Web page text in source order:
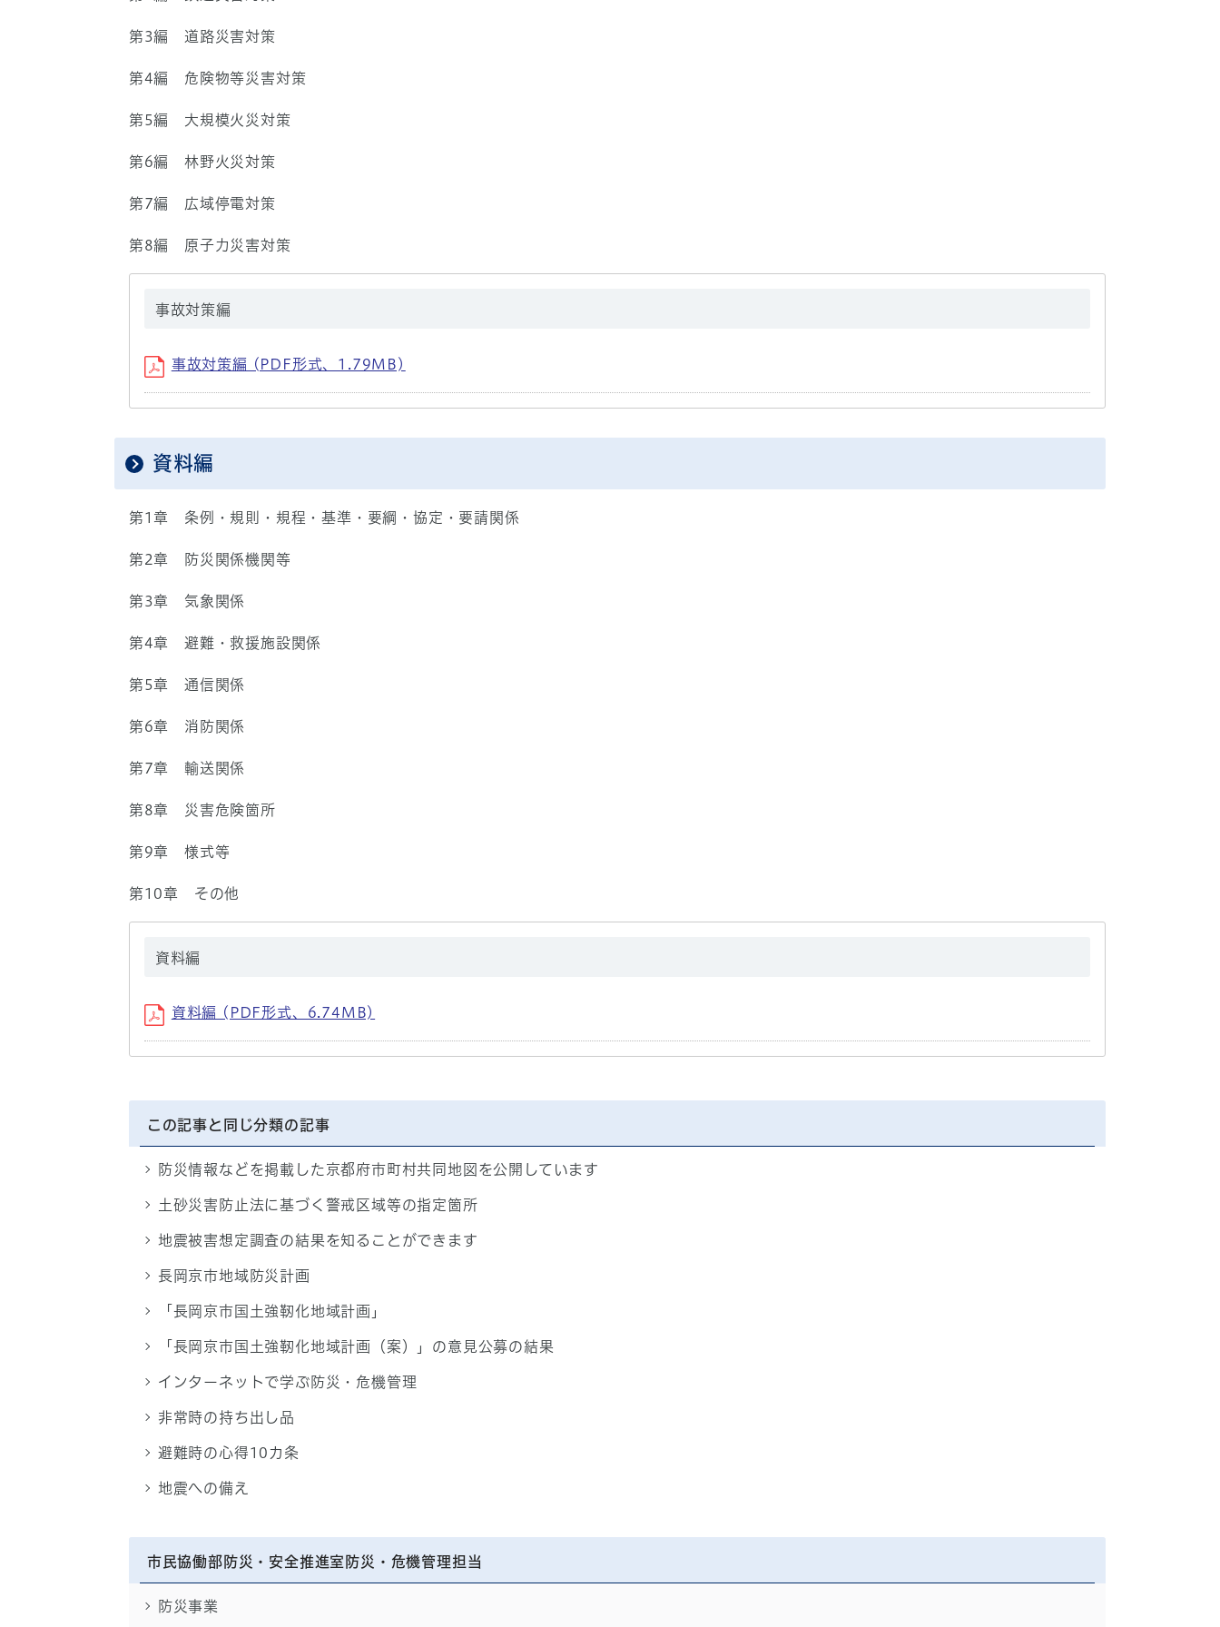
第3編 道路災害対策
第4編 危険物等災害対策
第5編 大規模火災対策
第6編 林野火災対策
第7編 広域停電対策
第8編 原子力災害対策
事故対策編
事故対策編 (PDF形式、1.79MB)
資料編
第1章 条例・規則・規程・基準・要綱・協定・要請関係
第2章 防災関係機関等
第3章 気象関係
第4章 避難・救援施設関係
第5章 通信関係
第6章 消防関係
第7章 輸送関係
第8章 災害危険箇所
第9章 様式等
第10章 その他
資料編
資料編 (PDF形式、6.74MB)
この記事と同じ分類の記事
防災情報などを掲載した京都府市町村共同地図を公開しています
土砂災害防止法に基づく警戒区域等の指定箇所
地震被害想定調査の結果を知ることができます
長岡京市地域防災計画
「長岡京市国土強靭化地域計画」
「長岡京市国土強靭化地域計画（案）」の意見公募の結果
インターネットで学ぶ防災・危機管理
非常時の持ち出し品
避難時の心得10カ条
地震への備え
市民協働部防災・安全推進室防災・危機管理担当
防災事業